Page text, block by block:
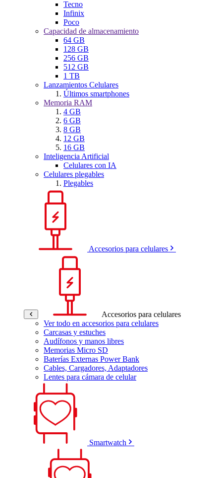
Tecno
Infinix
Poco
Capacidad de almacenamiento
64 GB
128 GB
256 GB
512 GB
1 TB
Lanzamientos Celulares
Últimos smartphones
Memoria RAM
4 GB
6 GB
8 GB
12 GB
16 GB
Inteligencia Artificial
Celulares con IA
Celulares plegables
Plegables
Accesorios para celulares
Accesorios para celulares
Ver todo en accesorios para celulares
Carcasas y estuches
Audífonos y manos libres
Memorias Micro SD
Baterías Externas Power Bank
Cables, Cargadores, Adaptadores
Lentes para cámara de celular
Smartwatch